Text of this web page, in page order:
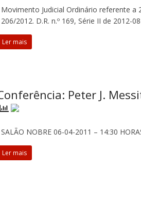
Movimento Judicial Ordinário referente a
2012. D.R. n.º 169, Série II de 2012-
Ler mais
Peter J.
SALÃO NOBRE 06-04-2011 – 14:30
Ler mais